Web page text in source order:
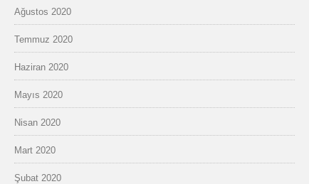
Ağustos 2020
Temmuz 2020
Haziran 2020
Mayıs 2020
Nisan 2020
Mart 2020
Şubat 2020